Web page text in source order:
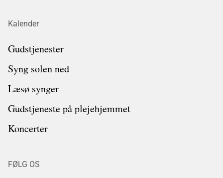
Kalender
Gudstjenester
Syng solen ned
Læsø synger
Gudstjeneste på plejehjemmet
Koncerter
FØLG OS